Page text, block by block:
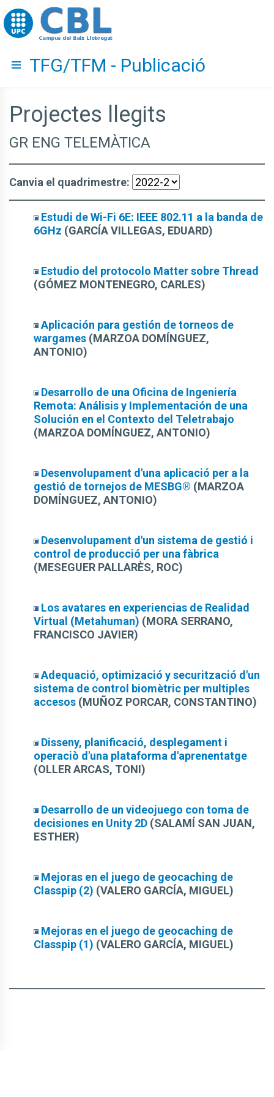
Go to upc.edu
Hide menu
TFG/TFM - Publicació
Projectes llegits
GR ENG TELEMÀTICA
Canvia el quadrimestre:
Estudi de Wi-Fi 6E: IEEE 802.11 a la banda de
6GHz (GARCÍA VILLEGAS, EDUARD)
Estudio del protocolo Matter sobre Thread
(GÓMEZ MONTENEGRO, CARLES)
Aplicación para gestión de torneos de
wargames (MARZOA DOMÍNGUEZ,
ANTONIO)
Desarrollo de una Oficina de Ingeniería
Remota: Análisis y Implementación de una
Solución en el Contexto del Teletrabajo
(MARZOA DOMÍNGUEZ, ANTONIO)
Desenvolupament d'una aplicació per a la
gestió de tornejos de MESBG® (MARZOA
DOMÍNGUEZ, ANTONIO)
Desenvolupament d'un sistema de gestió i
control de producció per una fàbrica
(MESEGUER PALLARÈS, ROC)
Los avatares en experiencias de Realidad
Virtual (Metahuman) (MORA SERRANO,
FRANCISCO JAVIER)
Adequació, optimizació y securització d'un
sistema de control biomètric per multiples
accesos (MUÑOZ PORCAR, CONSTANTINO)
Disseny, planificació, desplegament i
operaciò d'una plataforma d'aprenentatge
(OLLER ARCAS, TONI)
Desarrollo de un videojuego con toma de
decisiones en Unity 2D (SALAMÍ SAN JUAN,
ESTHER)
Mejoras en el juego de geocaching de
Classpip (2) (VALERO GARCÍA, MIGUEL)
Mejoras en el juego de geocaching de
Classpip (1) (VALERO GARCÍA, MIGUEL)